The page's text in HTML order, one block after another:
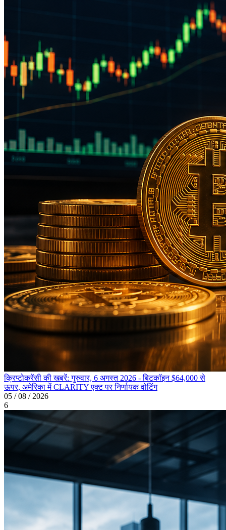
क्रिप्टोकरेंसी की खबरें: गुरुवार, 6 अगस्त 2026 - बिटकॉइन $64,000 से
ऊपर, अमेरिका में CLARITY एक्ट पर निर्णायक वोटिंग
05 / 08 / 2026
6